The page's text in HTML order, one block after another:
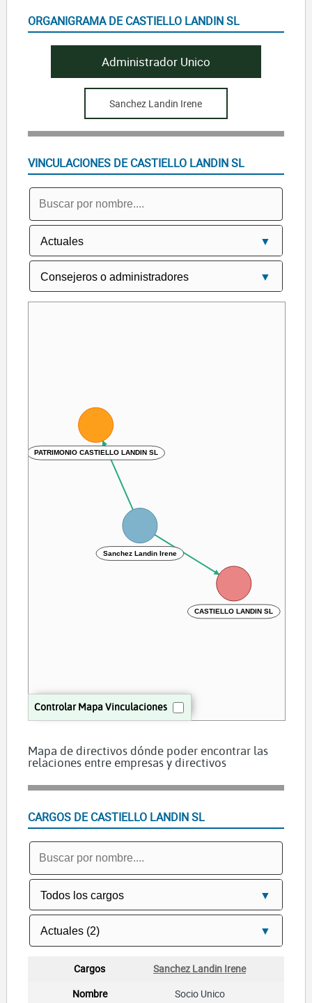
ORGANIGRAMA DE CASTIELLO LANDIN SL
Administrador Unico
Sanchez Landin Irene
VINCULACIONES DE CASTIELLO LANDIN SL
Controlar Mapa Vinculaciones
CASTIELLO LANDIN SL
Sanchez Landin Irene
PATRIMONIO CASTIELLO LANDIN SL
Mapa de directivos dónde poder encontrar las
relaciones entre empresas y directivos
CARGOS DE CASTIELLO LANDIN SL
Sanchez Landin Irene
Socio Unico